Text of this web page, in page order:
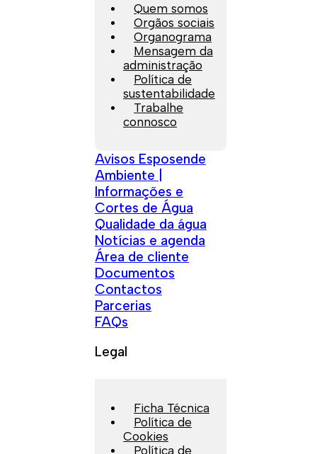
Quem somos
Orgãos sociais
Organograma
Mensagem da
administração
Política de
sustentabilidade
Trabalhe
connosco
Avisos Esposende
Ambiente |
Informações e
Cortes de Água
Qualidade da água
Notícias e agenda
Área de cliente
Documentos
Contactos
Parcerias
FAQs
Legal
Ficha Técnica
Política de
Cookies
Política de